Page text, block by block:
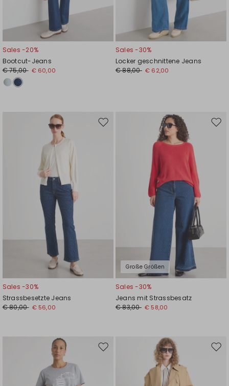
Sales -20%
Bootcut-Jeans
€ 75,00 € 60,00
Sales -30%
Locker geschnittene Jeans
€ 88,00 € 62,00
Auf
Sales -30%
Strassbesetzte Jeans
€ 80,00 € 56,00
Große Größen
Auf
Sales -30%
Jeans mit Strassbesatz
€ 83,00 € 58,00
Auf
Auf